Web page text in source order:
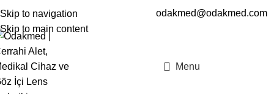
Skip to navigation
Skip to main content
ENTR odakmed@odakmed.com
Menu